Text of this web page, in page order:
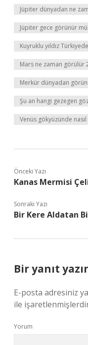
Jüpiter dünyadan ne
Jüpiter gece görünür mü
Kuyruklu yıldız
Mars ne zaman görülür
Merkür dünyadan
Şu an hangi gezegen
Venüs gökyüzünde
Önceki Yazı
Kanas Mermisi
Sonraki Yazı
Bir Kere Aldatan
Bir yanıt
E-posta adresiniz
ile
Yorum